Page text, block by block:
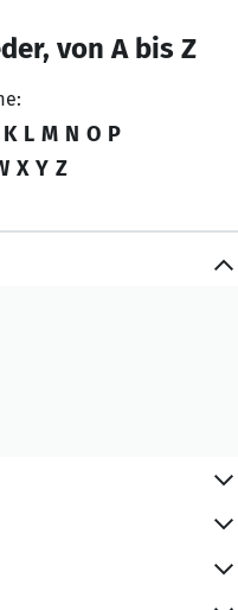
von A bis Z
K L M N O P
X Y Z